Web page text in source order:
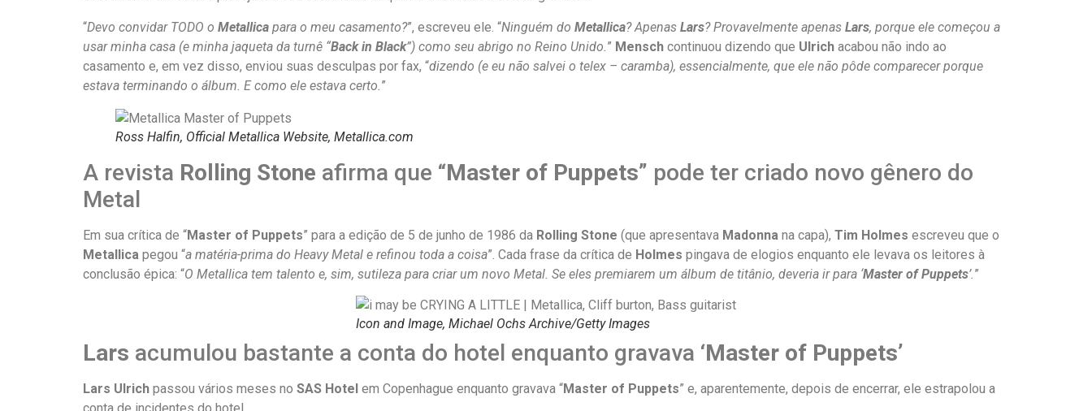
“Devo convidar TODO o Metallica para o meu casamento?”, escreveu ele. “Ninguém do Metallica? Apenas Lars? Provavelmente apenas Lars, porque ele começou a
usar minha casa (e minha jaqueta da turnê “Back in Black”) como seu abrigo no Reino Unido. ” Mensch continuou dizendo que Ulrich acabou não indo ao
casamento e, em vez disso, enviou suas desculpas por fax, “dizendo (e eu não salvei o telex – caramba), essencialmente, que ele não pôde comparecer porque
estava terminando o álbum. E como ele estava certo. ”
Ross Halfin, Official Metallica Website, Metallica.com
A revista Rolling Stone afirma que “Master of Puppets” pode ter criado novo gênero do
Metal
Em sua crítica de “Master of Puppets” para a edição de 5 de junho de 1986 da Rolling Stone (que apresentava Madonna na capa), Tim Holmes escreveu que o
Metallica pegou “a matéria-prima do Heavy Metal e refinou toda a coisa”. Cada frase da crítica de Holmes pingava de elogios enquanto ele levava os leitores à
conclusão épica: “O Metallica tem talento e, sim, sutileza para criar um novo Metal. Se eles premiarem um álbum de titânio, deveria ir para ‘Master of Puppets’. ”
Icon and Image, Michael Ochs Archive/Getty Images
Lars acumulou bastante a conta do hotel enquanto gravava ‘Master of Puppets’
Lars Ulrich passou vários meses no SAS Hotel em Copenhague enquanto gravava “Master of Puppets” e, aparentemente, depois de encerrar, ele estrapolou a